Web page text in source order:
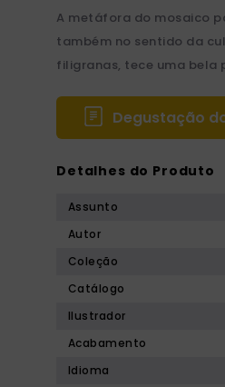
A metáfora do mosaico
também no sentido da
filigranas, tece uma bela
Degustação
Detalhes do Produto
Assunto
Autor
Coleção
Catálogo
Ilustrador
Acabamento
Idioma